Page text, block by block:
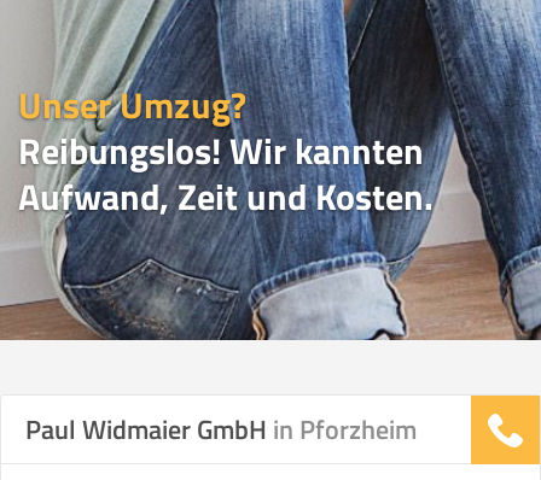
Unser Umzug?
Reibungslos! Wir kannten
Aufwand, Zeit und Kosten.
UMZUGSVERGLEICH
Paul Widmaier GmbH in Pforzheim